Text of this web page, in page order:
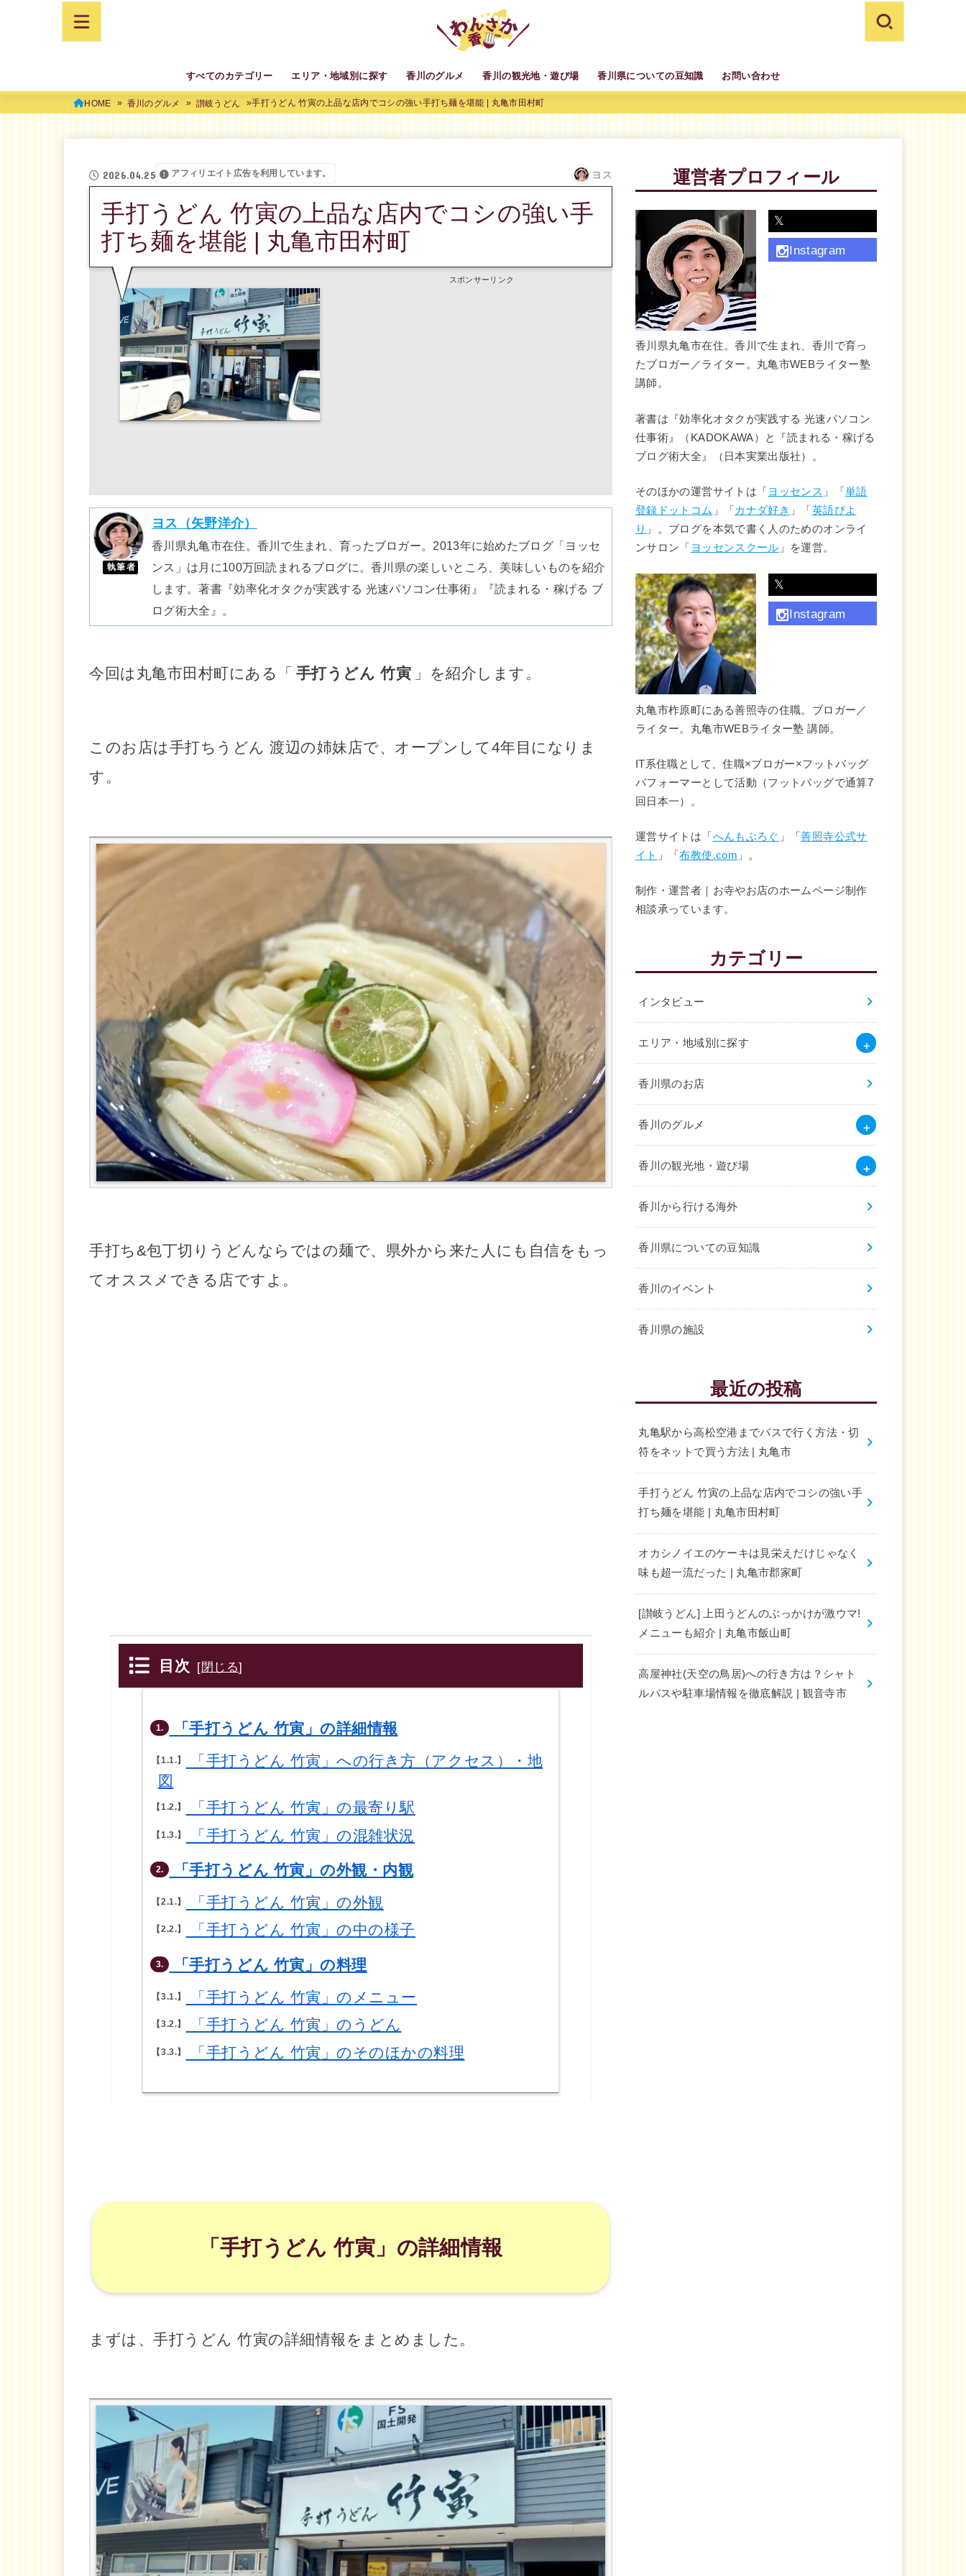
すべてのカテゴリー エリア・地域別に探す 香川のグルメ 香川の観光地・遊び場 香川県についての豆知識 お問い合わせ
HOME 香川のグルメ 讃岐うどん 手打うどん 竹寅の上品な店内でコシの強い手打ち麺を堪能 | 丸亀市田村町
2026.04.25 アフィリエイト広告を利用しています。 ヨス
手打うどん 竹寅の上品な店内でコシの強い手
打ち麺を堪能 | 丸亀市田村町
スポンサーリンク
執筆者
ヨス（矢野洋介）
香川県丸亀市在住。香川で生まれ、育ったブロガー。2013年に始めたブログ「ヨッセ
ンス」は月に100万回読まれるブログに。香川県の楽しいところ、美味しいものを紹介
します。著書『効率化オタクが実践する 光速パソコン仕事術』『読まれる・稼げる ブ
ログ術大全』。
今回は丸亀市田村町にある「 手打うどん 竹寅 」を紹介します。
このお店は手打ちうどん 渡辺の姉妹店で、オープンして4年目になりま
す。
手打ち&包丁切りうどんならではの麺で、県外から来た人にも自信をもっ
てオススメできる店ですよ。
目次 [閉じる]
1. 「手打うどん 竹寅」の詳細情報
1.1.
「手打うどん 竹寅」への行き方（アクセス）・地
図
1.2. 「手打うどん 竹寅」の最寄り駅
1.3. 「手打うどん 竹寅」の混雑状況
2. 「手打うどん 竹寅」の外観・内観
2.1. 「手打うどん 竹寅」の外観
2.2. 「手打うどん 竹寅」の中の様子
3. 「手打うどん 竹寅」の料理
3.1. 「手打うどん 竹寅」のメニュー
3.2. 「手打うどん 竹寅」のうどん
3.3. 「手打うどん 竹寅」のそのほかの料理
「手打うどん 竹寅」の詳細情報
まずは、手打うどん 竹寅の詳細情報をまとめました。
運営者プロフィール
𝕏
Instagram
香川県丸亀市在住。香川で生まれ、香川で育っ
たブロガー／ライター。丸亀市WEBライター塾
講師。
著書は『効率化オタクが実践する 光速パソコン
仕事術』（KADOKAWA）と『読まれる・稼げる
ブログ術大全』（日本実業出版社）。
そのほかの運営サイトは「 ヨッセンス 」「 単語
登録ドットコム 」「 カナダ好き 」「 英語びよ
り 」。ブログを本気で書く人のためのオンライ
ンサロン「 ヨッセンスクール 」を運営。
𝕏
Instagram
丸亀市柞原町にある善照寺の住職。ブロガー／
ライター。丸亀市WEBライター塾 講師。
IT系住職として、住職×ブロガー×フットバッグ
パフォーマーとして活動（フットバッグで通算7
回日本一）。
運営サイトは「 へんもぶろぐ 」「善照寺公式サ
イト 」「布教使.com 」。
制作・運営者｜お寺やお店のホームページ制作
相談承っています。
カテゴリー
インタビュー
エリア・地域別に探す
香川県のお店
香川のグルメ
香川の観光地・遊び場
香川から行ける海外
香川県についての豆知識
香川のイベント
香川県の施設
最近の投稿
丸亀駅から高松空港までバスで行く方法・切
符をネットで買う方法 | 丸亀市
手打うどん 竹寅の上品な店内でコシの強い手
打ち麺を堪能 | 丸亀市田村町
オカシノイエのケーキは見栄えだけじゃなく
味も超一流だった | 丸亀市郡家町
[讃岐うどん] 上田うどんのぶっかけが激ウマ!
メニューも紹介 | 丸亀市飯山町
高屋神社(天空の鳥居)への行き方は？シャト
ルバスや駐車場情報を徹底解説 | 観音寺市